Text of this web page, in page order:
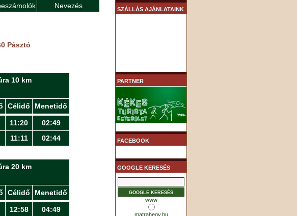
Nevezés
Pásztó
10 km
Célidő Menetidő
11:20
02:49
11:11 02:44
20 km
Célidő Menetidő
12:58 04:49
SZÁLLÁS AJÁNLATAINK
PARTNER
FACEBOOK
GOOGLE KERESÉS
www
matrahegy.hu